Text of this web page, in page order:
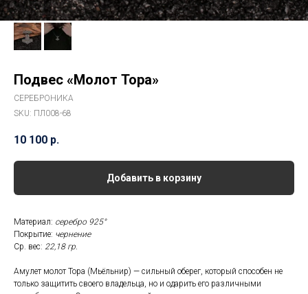
Подвес «Молот Тора»
СЕРЕБРОНИКА
SKU: ПЛ008-68
10 100 р.
Добавить в корзину
Материал: серебро 925°
Покрытие: чернение
Ср. вес: 22,18 гр.
Амулет молот Тора (Мьёльнир) — сильный оберег, который способен не
только защитить своего владельца, но и одарить его различными